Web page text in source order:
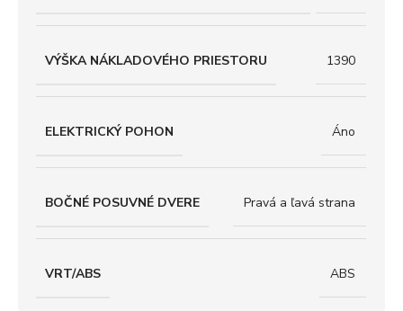
VÝŠKA NÁKLADOVÉHO PRIESTORU 1390
ELEKTRICKÝ POHON Áno
BOČNÉ POSUVNÉ DVERE Pravá a ľavá strana
VRT/ABS ABS